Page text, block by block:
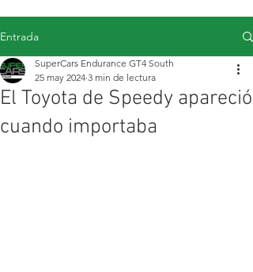
Entrada
El Toyota de Speedy apareció
cuando importaba
SuperCars Endurance GT4 South
25 may 2024 3 min de lectura